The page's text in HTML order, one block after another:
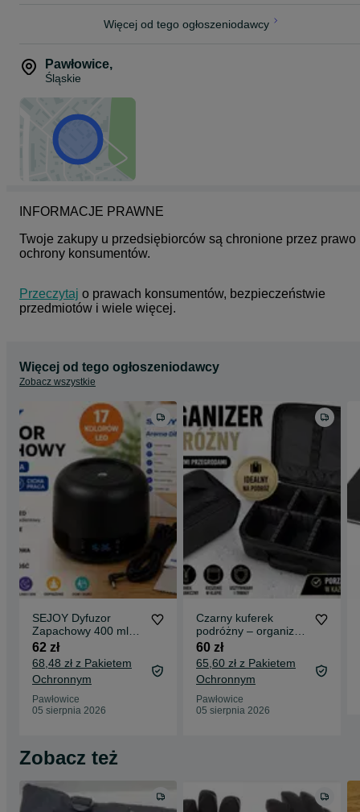
Jest również możliwość odbioru osobistego w naszym sklepie (
Pawłowice ul. Mickiewicza 10a )
Więcej od tego ogłoszeniodawcy
Pawłowice,
Śląskie
INFORMACJE PRAWNE
Twoje zakupy u przedsiębiorców są chronione przez prawo
ochrony konsumentów.
Przeczytaj o prawach konsumentów, bezpieczeństwie
przedmiotów i wiele więcej.
Więcej od tego ogłoszeniodawcy
Zobacz wszystkie
SEJOY Dyfuzor
Zapachowy 400 ml
LED Timer
Aromaterapia Czarny
62 zł
68,48 zł z Pakietem
Ochronnym
Pawłowice
05 sierpnia 2026
Czarny kuferek
podróżny – organizer
na kosmetyki i
akcesoria
60 zł
65,60 zł z Pakietem
Ochronnym
Pawłowice
05 sierpnia 2026
Zobacz też